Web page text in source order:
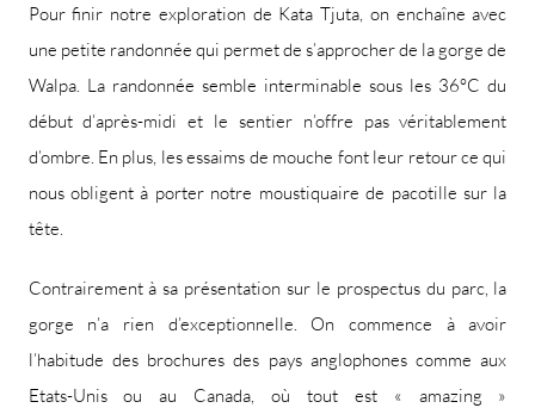
Pour finir notre exploration de Kata Tjuta, on enchaîne avec
une petite randonnée qui permet de s’approcher de la gorge de
Walpa. La randonnée semble interminable sous les 36°C du
début d’après-midi et le sentier n’offre pas véritablement
d’ombre. En plus, les essaims de mouche font leur retour ce qui
nous obligent à porter notre moustiquaire de pacotille sur la
tête.
Contrairement à sa présentation sur le prospectus du parc, la
gorge n’a rien d’exceptionnelle. On commence à avoir
l’habitude des brochures des pays anglophones comme aux
Etats-Unis ou au Canada, où tout est « amazing »